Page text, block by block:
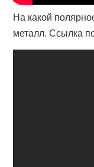
На какой
металл. Ссылка